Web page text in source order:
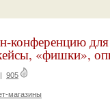
конференцию
«фишки»,
905
магазины